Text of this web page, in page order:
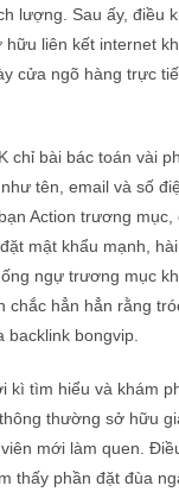
lượng. Sau ấy, điều
hữu liên kết internet
cửa ngõ hàng trực
chỉ bài bác toán vài
tên, email và số
Action trương mục,
mật khẩu mạnh,
ngự trương mục
chắc hẳn hẳn rằng
backlink bongvip.
kì tìm hiểu và khám
thường sở hữu
mới làm quen.
thấy phần đặt đùa